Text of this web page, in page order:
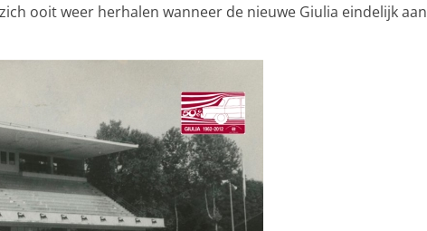
ooit weer herhalen wanneer de nieuwe Giulia eindelijk aan